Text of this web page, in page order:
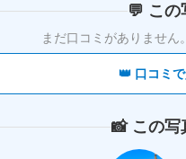
💬 この
まだ口コミがありません。
👑 口コミ
📸 この写